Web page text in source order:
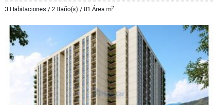
3 Habitaciones / 2 Baño(s) / 81 Área m2